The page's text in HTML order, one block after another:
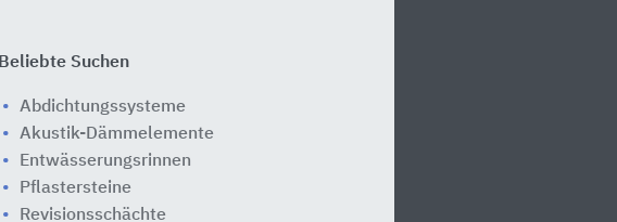
Beliebte Suchen
Abdichtungssysteme
Akustik-Dämmelemente
Entwässerungsrinnen
Pflastersteine
Revisionsschächte